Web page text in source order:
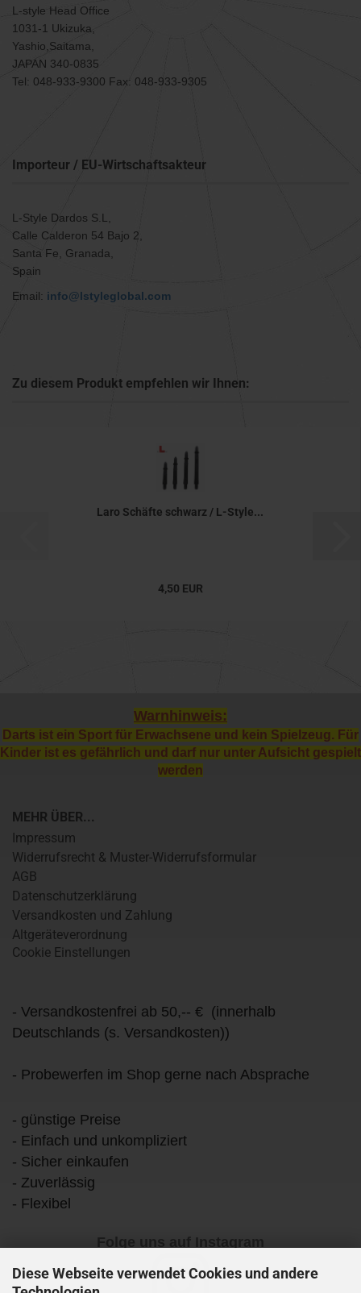
Diese Webseite verwendet Cookies und andere
L-style Head Office
1031-1 Ukizuka,
Yashio,Saitama,
JAPAN 340-0835
Tel: 048-933-9300 Fax: 048-933-9305
Importeur / EU-Wirtschaftsakteur
L-Style Dardos S.L,
Calle Calderon 54 Bajo 2,
Santa Fe, Granada,
Spain
Email: info@lstyleglobal.com
Zu diesem Produkt empfehlen wir Ihnen:
Laro Schäfte schwarz / L-Style...
4,50 EUR
Warnhinweis:
Darts ist ein Sport für Erwachsene und kein Spielzeug. Für
Kinder ist es gefährlich und darf nur unter Aufsicht gespielt
werden
MEHR ÜBER...
Impressum
Widerrufsrecht & Muster-Widerrufsformular
AGB
Datenschutzerklärung
Versandkosten und Zahlung
Altgeräteverordnung
Cookie Einstellungen
- Versandkostenfrei ab 50,-- € (innerhalb
Deutschlands (s. Versandkosten))
- Probewerfen im Shop gerne nach Absprache
- günstige Preise
- Einfach und unkompliziert
- Sicher einkaufen
- Zuverlässig
- Flexibel
Folge uns auf Instagram